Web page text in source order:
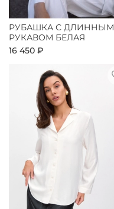
РУБАШКА С ДЛИННЫМ
РУКАВОМ БЕЛАЯ
16 450 ₽